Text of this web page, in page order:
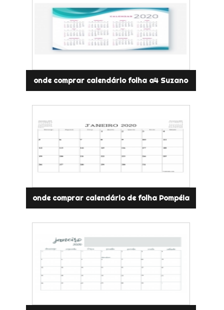
onde comprar calendário folha a4 Suzano
onde comprar calendário de folha Pompéia